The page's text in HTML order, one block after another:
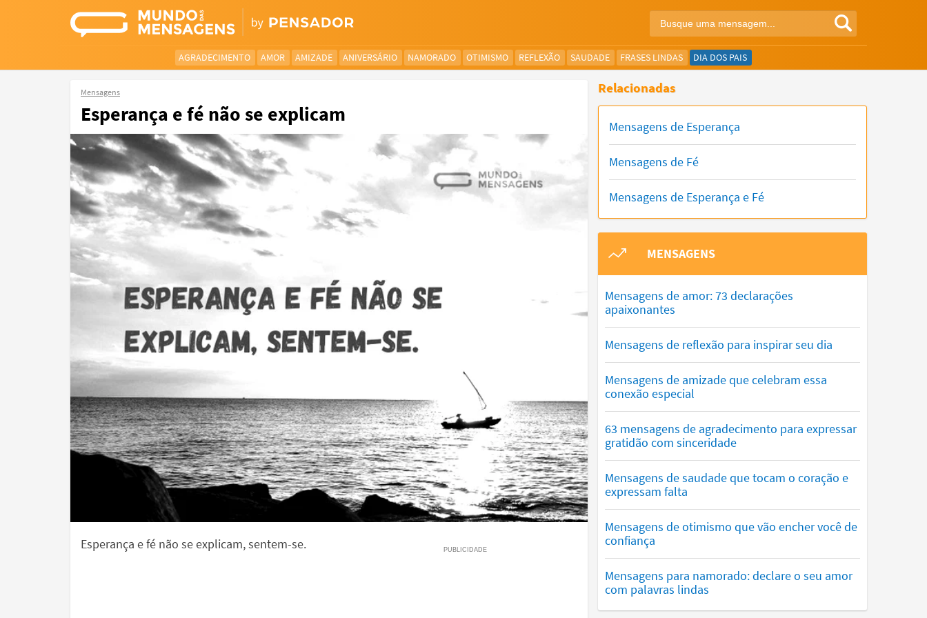
AGRADECIMENTO AMOR AMIZADE ANIVERSÁRIO NAMORADO OTIMISMO REFLEXÃO SAUDADE FRASES LINDAS DIA DOS PAIS
Mensagens
Esperança e fé não se explicam
Esperança e fé não se explicam, sentem-se.
Relacionadas
Mensagens de Esperança
Mensagens de Fé
Mensagens de Esperança e Fé
MENSAGENS
Mensagens de amor: 73 declarações
apaixonantes
Mensagens de reflexão para inspirar seu dia
Mensagens de amizade que celebram essa
conexão especial
63 mensagens de agradecimento para expressar
gratidão com sinceridade
Mensagens de saudade que tocam o coração e
expressam falta
Mensagens de otimismo que vão encher você de
confiança
Mensagens para namorado: declare o seu amor
com palavras lindas